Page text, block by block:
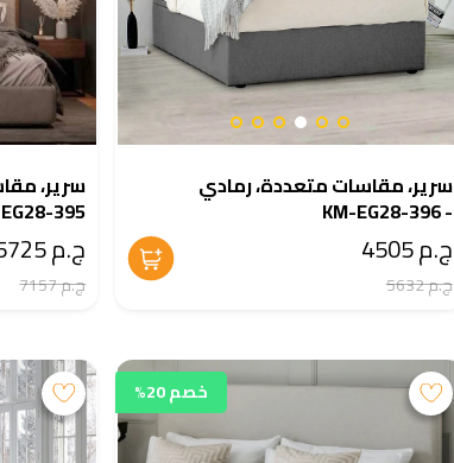
سرير، مقاسات متعددة، رمادي
- KM-EG28-396
ج.م 4505
ج.م 5632
سرير،
395
ج.م 5725
ج.م 7157
خصم 20%